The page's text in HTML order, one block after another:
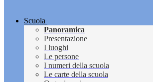
Scuola
Panoramica
Presentazione
I luoghi
Le persone
I numeri della scuola
Le carte della scuola